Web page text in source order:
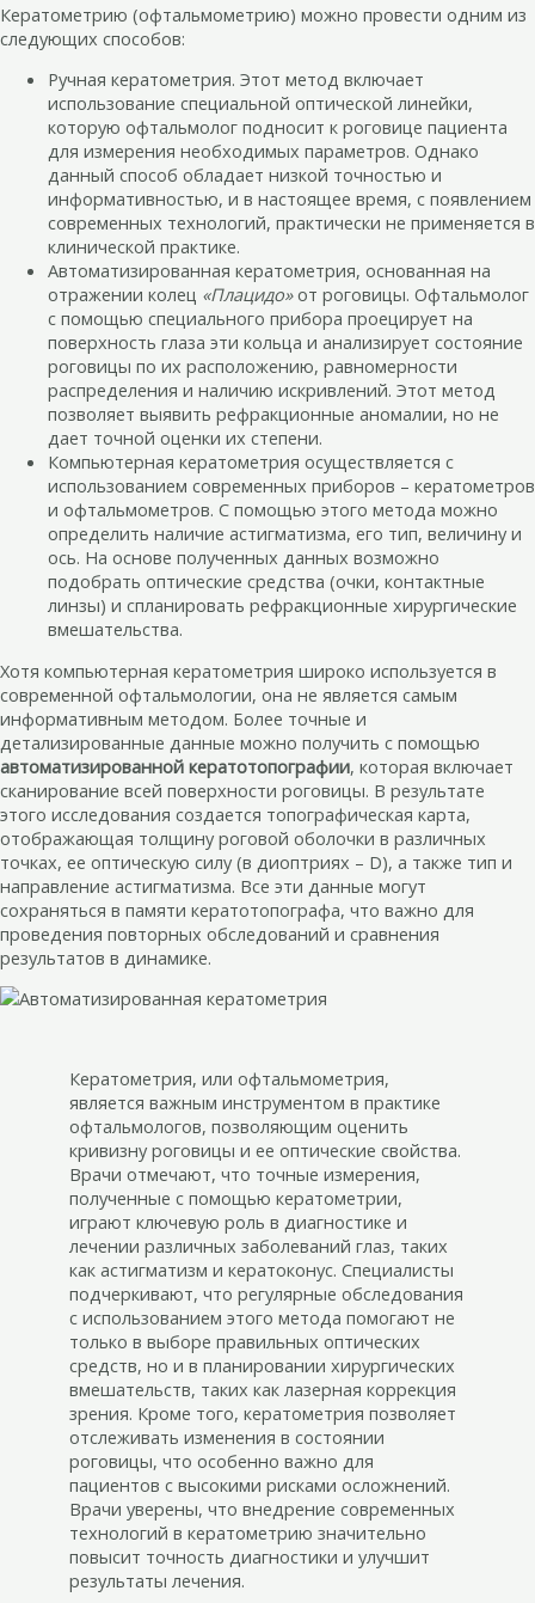
Кератометрию (офтальмометрию) можно провести одним из
следующих способов:
Ручная кератометрия. Этот метод включает
использование специальной оптической линейки,
которую офтальмолог подносит к роговице пациента
для измерения необходимых параметров. Однако
данный способ обладает низкой точностью и
информативностью, и в настоящее время, с появлением
современных технологий, практически не применяется в
клинической практике.
Автоматизированная кератометрия, основанная на
отражении колец «Плацидо»от роговицы. Офтальмолог
с помощью специального прибора проецирует на
поверхность глаза эти кольца и анализирует состояние
роговицы по их расположению, равномерности
распределения и наличию искривлений. Этот метод
позволяет выявить рефракционные аномалии, но не
дает точной оценки их степени.
Компьютерная кератометрия осуществляется с
использованием современных приборов – кератометров
и офтальмометров. С помощью этого метода можно
определить наличие астигматизма, его тип, величину и
ось. На основе полученных данных возможно
подобрать оптические средства (очки, контактные
линзы) и спланировать рефракционные хирургические
вмешательства.
Хотя компьютерная кератометрия широко используется в
современной офтальмологии, она не является самым
информативным методом. Более точные и
детализированные данные можно получить с помощью
автоматизированной кератотопографии, которая включает
сканирование всей поверхности роговицы. В результате
этого исследования создается топографическая карта,
отображающая толщину роговой оболочки в различных
точках, ее оптическую силу (в диоптриях – D), а также тип и
направление астигматизма. Все эти данные могут
сохраняться в памяти кератотопографа, что важно для
проведения повторных обследований и сравнения
результатов в динамике.
Кератометрия, или офтальмометрия,
является важным инструментом в практике
офтальмологов, позволяющим оценить
кривизну роговицы и ее оптические свойства.
Врачи отмечают, что точные измерения,
полученные с помощью кератометрии,
играют ключевую роль в диагностике и
лечении различных заболеваний глаз, таких
как астигматизм и кератоконус. Специалисты
подчеркивают, что регулярные обследования
с использованием этого метода помогают не
только в выборе правильных оптических
средств, но и в планировании хирургических
вмешательств, таких как лазерная коррекция
зрения. Кроме того, кератометрия позволяет
отслеживать изменения в состоянии
роговицы, что особенно важно для
пациентов с высокими рисками осложнений.
Врачи уверены, что внедрение современных
технологий в кератометрию значительно
повысит точность диагностики и улучшит
результаты лечения.